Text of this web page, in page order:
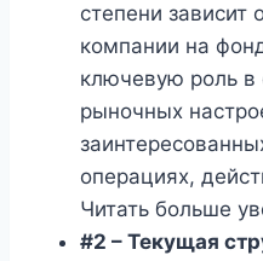
степени зависит
компании на
ключевую роль
рыночных
операциях,
Читать больше
#2 – Текущая